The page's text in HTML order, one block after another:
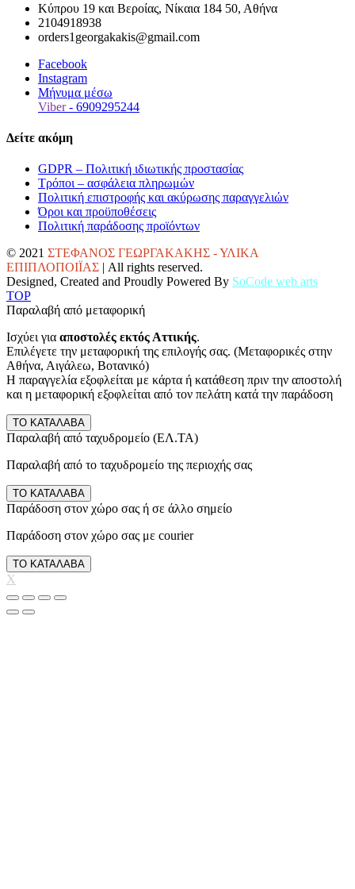
Κύπρου 19 και Βεροίας, Νίκαια 184 50, Αθήνα
2104918938
orders1georgakakis@gmail.com
Facebook
Instagram
Μήνυμα μέσω
Viber- 6909295244
Δείτε ακόμη
GDPR – Πολιτική ιδιωτικής προστασίας
Τρόποι – ασφάλεια πληρωμών
Πολιτική επιστροφής και ακύρωσης παραγγελιών
Όροι και προϋποθέσεις
Πολιτική παράδοσης προϊόντων
© 2021 ΣΤΕΦΑΝΟΣ ΓΕΩΡΓΑΚΑΚΗΣ - ΥΛΙΚΑ
ΕΠΙΠΛΟΠΟΙΪΑΣ | All rights reserved.
Designed, Created and Proudly Powered By SoCode web arts
TOP
Παραλαβή από μεταφορική
Ισχύει για αποστολές εκτός Αττικής.
Επιλέγετε την μεταφορική της επιλογής σας. (Μεταφορικές στην
Αθήνα, Αιγάλεω, Βοτανικό)
Η παραγγελία εξοφλείται με κάρτα ή κατάθεση πριν την αποστολή
και η μεταφορική εξοφλείται από τον πελάτη κατά την παράδοση
ΤΟ ΚΑΤΑΛΑΒΑ
Παραλαβή από ταχυδρομείο (ΕΛ.ΤΑ)
Παραλαβή από το ταχυδρομείο της περιοχής σας
ΤΟ ΚΑΤΑΛΑΒΑ
Παράδοση στον χώρο σας ή σε άλλο σημείο
Παράδοση στον χώρο σας με courier
ΤΟ ΚΑΤΑΛΑΒΑ
X